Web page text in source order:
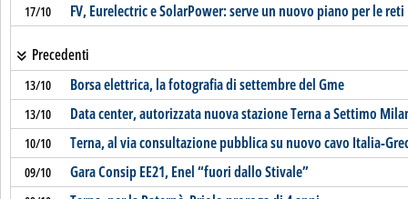
17/10 FV, Eurelectric e SolarPower: serve un nuovo piano per le reti
Precedenti
13/10 Borsa elettrica, la fotografia di settembre del Gme
13/10 Data center, autorizzata nuova stazione Terna a Settimo
10/10 Terna, al via consultazione pubblica su nuovo cavo Italia-
09/10 Gara Consip EE21, Enel “fuori dallo Stivale”